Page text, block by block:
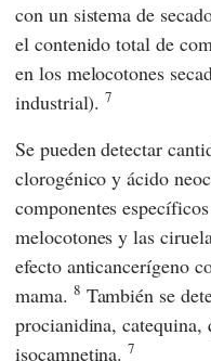
con un sistema de
el contenido total de
en los melocotones
industrial).7
Se pueden detectar
clorogénico y ácido
componentes
melocotones y las
efecto anticancerígeno
mama. 8 También se
procianidina, catequina,
isocamnetina.7